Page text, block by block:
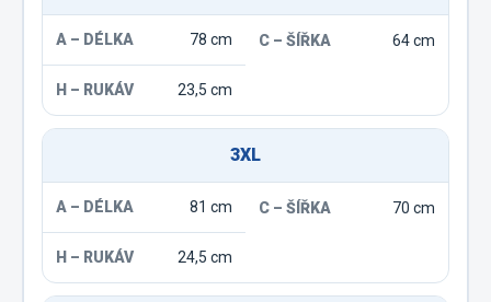
78 cm 64 cm
23,5 cm
3XL
81 cm 70 cm
24,5 cm